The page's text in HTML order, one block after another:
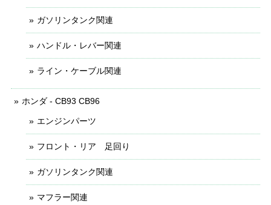
ガソリンタンク関連
ハンドル・レバー関連
ライン・ケーブル関連
ホンダ - CB93 CB96
エンジンパーツ
フロント・リア 足回り
ガソリンタンク関連
マフラー関連